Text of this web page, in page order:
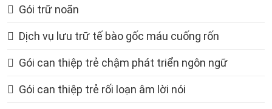
Gói trữ noãn
Dịch vụ lưu trữ tế bào gốc máu cuống rốn
Gói can thiệp trẻ chậm phát triển ngôn ngữ
Gói can thiệp trẻ rối loạn âm lời nói